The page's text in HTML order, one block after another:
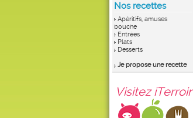
Nos recettes
Apéritifs, amuses
bouche
Entrées
Plats
Desserts
Je propose une recette
Visitez iTerroir